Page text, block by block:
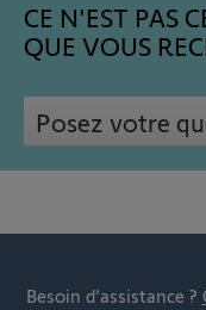
CE N'EST PAS
QUE VOUS
Posez votre
Besoin d’assistance ?